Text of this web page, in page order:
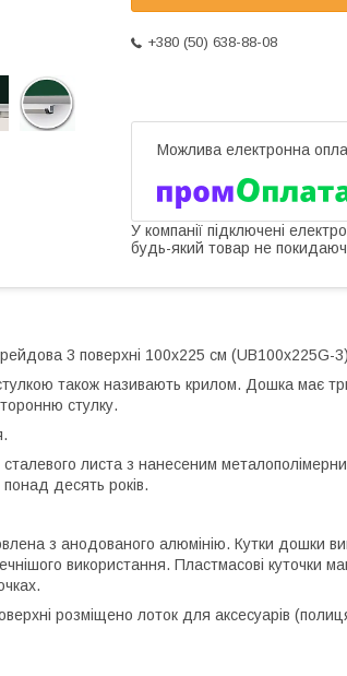
+380 (50) 638-88-08
У компанії підключені
будь-який товар не
3 поверхні 100х225 см (UB100x225G-3)
також називають крилом. Дошка має три
стулку.
листа з нанесеним
понад десять років.
з анодованого алюмінію. Кутки дошки
використання. Пластмасові куточки
розміщено лоток для аксесуарів